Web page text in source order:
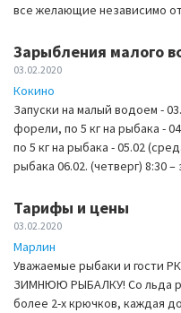
все желающие независимо
Зарыбления малого
03.02.2020
Кокино
Запуски на малый водоем -
форели, по 5 кг на рыбака -
по 5 кг на рыбака - 05.02
рыбака 06.02. (четверг) 8:30
Тарифы и цены
03.02.2020
Марлин
Уважаемые рыбаки и гости
ЗИМНЮЮ РЫБАЛКУ! Со льда
более 2-х крючков, каждая